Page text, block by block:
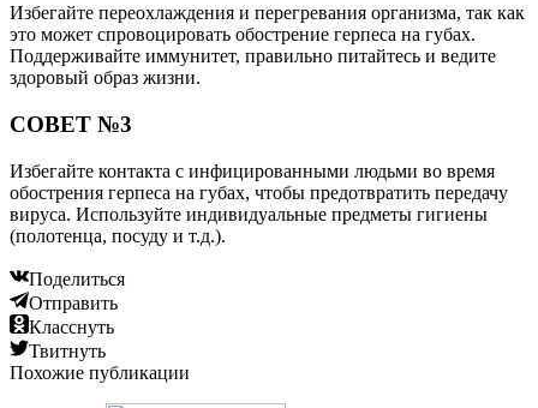
Избегайте переохлаждения и перегревания организма, так как
это может спровоцировать обострение герпеса на губах.
Поддерживайте иммунитет, правильно питайтесь и ведите
здоровый образ жизни.
СОВЕТ №3
Избегайте контакта с инфицированными людьми во время
обострения герпеса на губах, чтобы предотвратить передачу
вируса. Используйте индивидуальные предметы гигиены
(полотенца, посуду и т.д.).
Поделиться
Отправить
Класснуть
Твитнуть
Похожие публикации